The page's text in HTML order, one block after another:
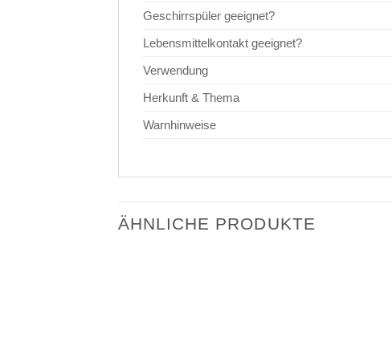
Geschirrspüler geeignet?
Lebensmittelkontakt geeignet?
Verwendung
Herkunft & Thema
Warnhinweise
ÄHNLICHE PRODUKTE